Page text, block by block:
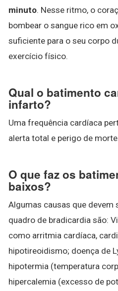
minuto. Nesse ritmo, o
bombear o sangue rico em
suficiente para o seu corpo
exercício físico.
Qual o batimento
infarto?
Uma frequência cardíaca
alerta total e perigo de morte.
O que faz os
baixos?
Algumas causas que devem
quadro de bradicardia são:
como arritmia cardíaca,
hipotireoidismo; doença de
hipotermia (temperatura
hipercalemia (excesso de